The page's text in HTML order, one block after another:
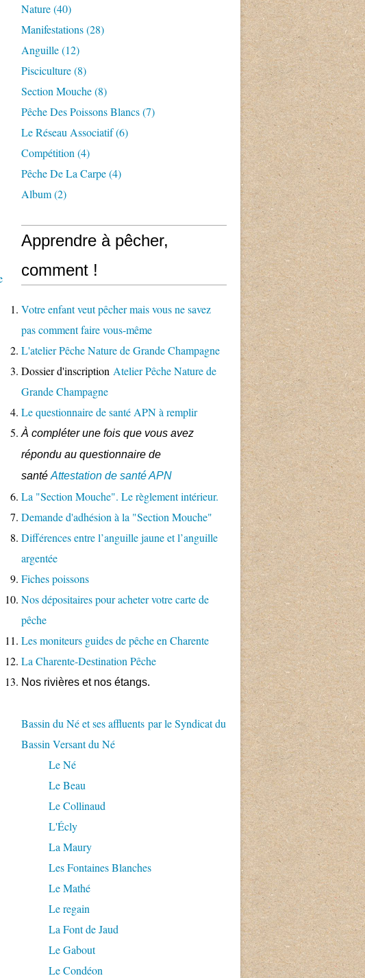
Nature(40)
Manifestations(28)
Anguille(12)
Pisciculture(8)
Section Mouche(8)
Pêche Des Poissons Blancs(7)
Le Réseau Associatif(6)
Compétition (4)
Pêche De La Carpe(4)
Album(2)
Apprendre à pêcher,
comment !
Votre enfant veut pêcher mais vous ne savez
pas comment faire vous-même
L'atelier Pêche Nature de Grande Champagne
Dossier d'inscription Atelier Pêche Nature de
Grande Champagne
Le questionnaire de santé APN à remplir
À compléter une fois que vous avez
répondu au questionnaire de
santé Attestation de santé APN
La "Section Mouche". Le règlement intérieur.
Demande d'adhésion à la "Section Mouche"
Différences entre l’anguille jaune et l’anguille
argentée
Fiches poissons
Nos dépositaires pour acheter votre carte de
pêche
Les moniteurs guides de pêche en Charente
La Charente-Destination Pêche
Nos rivières et nos étangs.
Bassin du Né et ses affluents par le Syndicat du
Bassin Versant du Né
Le Né
Le Beau
Le Collinaud
L'Écly
La Maury
Les Fontaines Blanches
Le Mathé
Le regain
La Font de Jaud
Le Gabout
Le Condéon